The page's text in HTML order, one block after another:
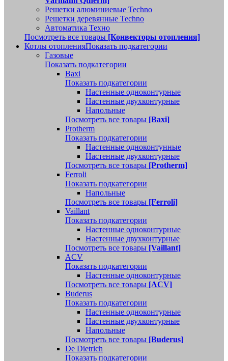
Решетки алюминиевые Techno
Решетки деревянные Techno
Автоматика Техно
Посмотреть все товары [Конвекторы отопления]
Котлы отопленияПоказать подкатегории
Газовые
Показать подкатегории
Baxi
Показать подкатегории
Настенные одноконтурные
Настенные двухконтурные
Напольные
Посмотреть все товары [Baxi]
Protherm
Показать подкатегории
Настенные одноконтунные
Настенные двухконтурные
Посмотреть все товары [Protherm]
Ferroli
Показать подкатегории
Напольные
Посмотреть все товары [Ferroli]
Vaillant
Показать подкатегории
Настенные одноконтурные
Настенные двухконтурные
Посмотреть все товары [Vaillant]
ACV
Показать подкатегории
Настенные одноконтурные
Посмотреть все товары [ACV]
Buderus
Показать подкатегории
Настенные одноконтурные
Настенные двухконтурные
Напольные
Посмотреть все товары [Buderus]
De Dietrich
Показать подкатегории